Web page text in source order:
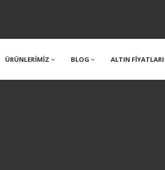
ÜRÜNLERİMİZ BLOG ALTIN FİYATLARI